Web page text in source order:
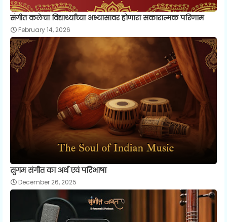
संगीत कलेचा विद्यार्थ्यांच्या अभ्यासावर होणारा सकारात्मक परिणाम
February 14, 2026
सुगम संगीत का अर्थ एवं परिभाषा
December 26, 2025